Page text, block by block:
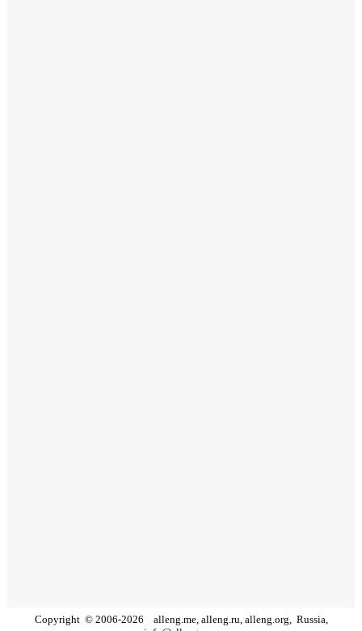
Copyright © 2006-2026 alleng.me, alleng.ru, alleng.org, Russia,